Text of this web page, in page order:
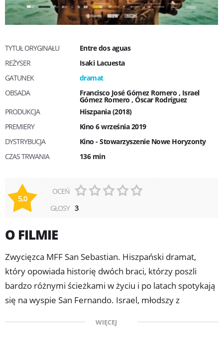
TYTUŁ ORYGINAŁU
Entre dos aguas
REŻYSER
Isaki Lacuesta
GATUNEK
dramat
OBSADA
Francisco José Gómez Romero , Israel
Gómez Romero ,Óscar Rodríguez
PRODUKCJA
Hiszpania (2018)
PREMIERY
Kino 6 września 2019
DYSTRYBUCJA
Kino - Stowarzyszenie Nowe Horyzonty
CZAS TRWANIA
136 min
5,0
OCEŃ
GŁOSY 3
O FILMIE
Zwycięzca MFF San Sebastian. Hiszpański dramat,
który opowiada historię dwóch braci, którzy poszli
bardzo różnymi ścieżkami w życiu i po latach spotykają
się na wyspie San Fernando. Israel, młodszy z
wszystko od nowa, ale w nękanej bezrobociem
WIĘCEJ